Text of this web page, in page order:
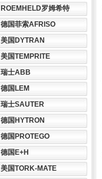
ROEMHELD罗姆希特
德国菲索AFRISO
美国DYTRAN
美国TEMPRITE
瑞士ABB
德国LEM
瑞士SAUTER
德国HYTRON
德国PROTEGO
德国E+H
美国TORK-MATE